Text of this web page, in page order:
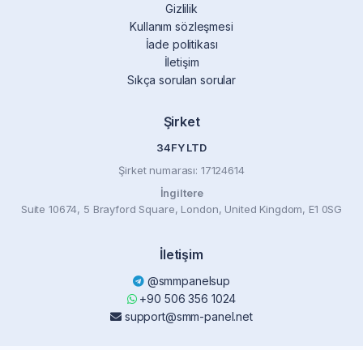
Gizlilik
Kullanım sözleşmesi
İade politikası
İletişim
Sıkça sorulan sorular
Şirket
34FY LTD
Şirket numarası: 17124614
İngiltere
Suite 10674, 5 Brayford Square, London, United Kingdom, E1 0SG
İletişim
@smmpanelsup
+90 506 356 1024
support@smm-panel.net